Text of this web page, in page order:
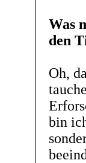
Was
den
Oh,
bin